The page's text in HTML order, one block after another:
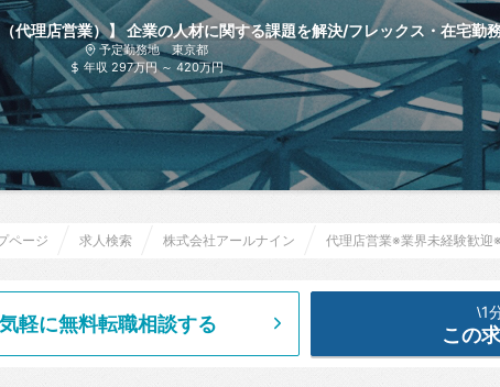
理店営業）】 企業の人材に関する課題を解決/フレックス・在宅勤
予定勤務地 東京都
年収 297万円 ～ 420万円
ページ 求人検索 株式会社アールナイン 代理店営業※業界未経験歓迎※ 【人事・採用コンサルタント（代
軽に無料転職相談する
\1
この